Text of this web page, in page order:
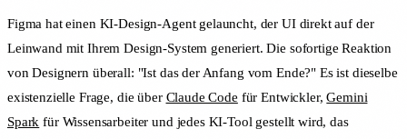
Figma hat einen KI-Design-Agent gelauncht, der UI direkt auf der
Leinwand mit Ihrem Design-System generiert. Die sofortige Reaktion
von Designern überall: "Ist das der Anfang vom Ende?" Es ist dieselbe
existenzielle Frage, die über Claude Code für Entwickler,Gemini
Spark für Wissensarbeiter und jedes KI-Tool gestellt wird, das